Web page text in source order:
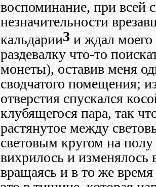
воспоминание, при всей
незначительности
кальдарии3 и ждал
раздевалку что-то
монеты), оставив меня
сводчатого помещения;
отверстия спускался
клубящегося пара, так
растянутое между
световым кругом на
вихрилось и
вращаясь и в то же время